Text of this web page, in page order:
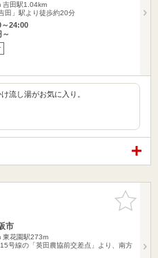
吉田駅1.04km
田」駅より徒歩約20分
24:00
流し湯がお気に入り。
お気に入
りに追加
市
東花園駅273m
号線の「英田農協前交差点」より、南方